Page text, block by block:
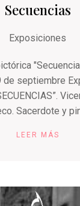
Secuencias
Exposiciones
de septiembre
Sacerdote y
LEER MÁS